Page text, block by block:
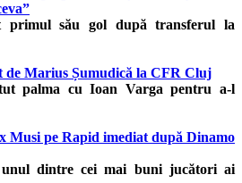
primul său gol după transferul la
Marius Șumudică la CFR Cluj
palma cu Ioan Varga pentru a-l
Musi pe Rapid imediat după Dinamo
dintre cei mai buni jucători ai